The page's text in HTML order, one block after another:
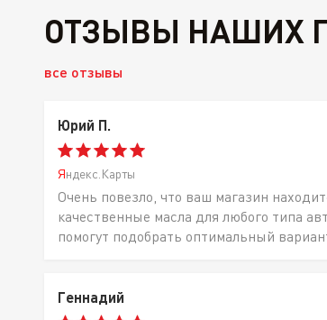
ОТЗЫВЫ НАШИХ
все отзывы
Юрий П.
Яндекс.Карты
Очень повезло, что ваш магазин
качественные масла для любого типа
помогут подобрать оптимальный
Геннадий